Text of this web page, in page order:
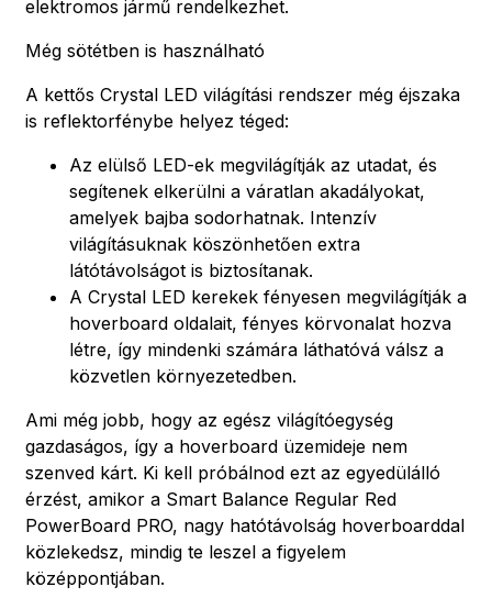
elektromos jármű rendelkezhet.
Még sötétben is használható
A kettős Crystal LED világítási rendszer még éjszaka
is reflektorfénybe helyez téged:
Az elülső LED-ek megvilágítják az utadat, és
segítenek elkerülni a váratlan akadályokat,
amelyek bajba sodorhatnak. Intenzív
világításuknak köszönhetően extra
látótávolságot is biztosítanak.
A Crystal LED kerekek fényesen megvilágítják a
hoverboard oldalait, fényes körvonalat hozva
létre, így mindenki számára láthatóvá válsz a
közvetlen környezetedben.
Ami még jobb, hogy az egész világítóegység
gazdaságos, így a hoverboard üzemideje nem
szenved kárt. Ki kell próbálnod ezt az egyedülálló
érzést, amikor a Smart Balance Regular Red
PowerBoard PRO, nagy hatótávolság hoverboarddal
közlekedsz, mindig te leszel a figyelem
középpontjában.